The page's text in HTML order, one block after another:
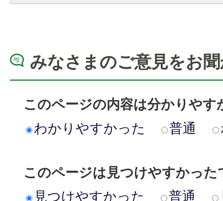
みなさまのご意見をお
このページの内容は分かりやす
わかりやすかった
普通
このページは見つけやすかった
見つけやすかった
普通